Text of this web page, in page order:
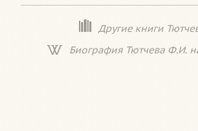
Другие книги
Биография Тютчева Ф.И.